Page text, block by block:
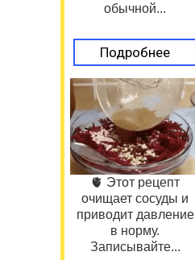
обычной...
Подробнее
🫀 Этот рецепт
очищает сосуды и
приводит давление
в норму.
Записывайте...